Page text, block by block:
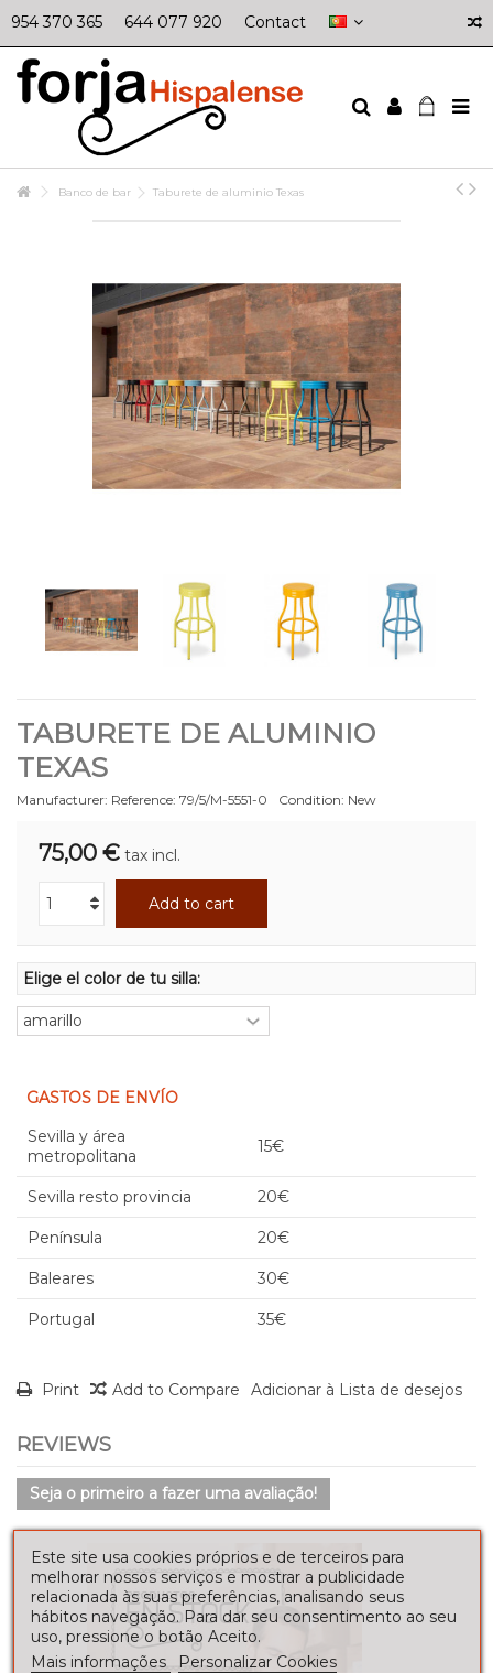
954 370 365 644 077 920 Contact
Banco de bar Taburete de aluminio Texas
TABURETE DE ALUMINIO
TEXAS
Manufacturer: Reference: 79/5/M-5551-0 Condition: New
75,00 € tax incl.
Add to cart
Elige el color de tu silla:
GASTOS DE ENVÍO
Sevilla y área
metropolitana
15€
Sevilla resto provincia 20€
Península 20€
Baleares 30€
Portugal 35€
Print Add to Compare Adicionar à Lista de desejos
REVIEWS
Seja o primeiro a fazer uma avaliação!
Este site usa cookies próprios e de terceiros para
melhorar nossos serviços e mostrar a publicidade
relacionada às suas preferências, analisando seus
hábitos navegação. Para dar seu consentimento ao seu
uso, pressione o botão Aceito.
Mais informações
Personalizar Cookies